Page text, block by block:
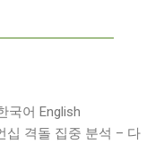
국어 English
십 격돌 집중 분석 – 다